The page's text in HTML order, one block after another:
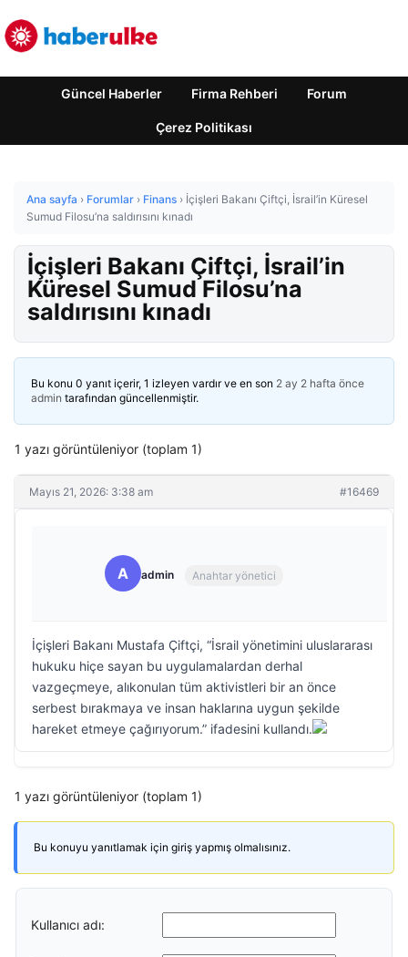
Güncel Haberler Firma Rehberi Forum
Çerez Politikası
Ana sayfa › Forumlar › Finans › İçişleri Bakanı Çiftçi, İsrail’in Küresel
Sumud Filosu’na saldırısını kınadı
İçişleri Bakanı Çiftçi, İsrail’in
Küresel Sumud Filosu’na
saldırısını kınadı
Bu konu 0 yanıt içerir, 1 izleyen vardır ve en son 2 ay 2 hafta önce
admin tarafından güncellenmiştir.
1 yazı görüntüleniyor (toplam 1)
Mayıs 21, 2026: 3:38 am #16469
A admin Anahtar yönetici
İçişleri Bakanı Mustafa Çiftçi, “İsrail yönetimini uluslararası
hukuku hiçe sayan bu uygulamalardan derhal
vazgeçmeye, alıkonulan tüm aktivistleri bir an önce
serbest bırakmaya ve insan haklarına uygun şekilde
hareket etmeye çağırıyorum.” ifadesini kullandı.
1 yazı görüntüleniyor (toplam 1)
Bu konuyu yanıtlamak için giriş yapmış olmalısınız.
Kullanıcı adı: